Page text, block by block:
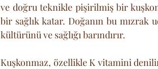
ve doğru teknikle pişirilmiş bir
bir sağlık katar. Doğanın bu mızrak
kültürünü ve sağlığı barındırır.
Kuşkonmaz, özellikle K vitamini